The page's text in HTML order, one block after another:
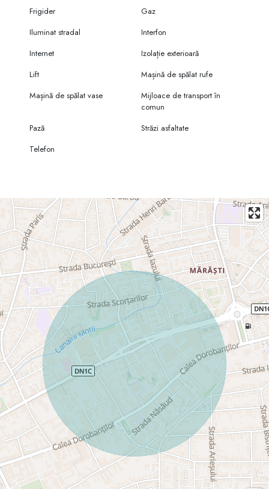
Frigider
Gaz
Iluminat stradal
Interfon
Internet
Izolație exterioară
Lift
Mașină de spălat rufe
Mașină de spălat vase
Mijloace de transport în
comun
Pază
Străzi asfaltate
Telefon